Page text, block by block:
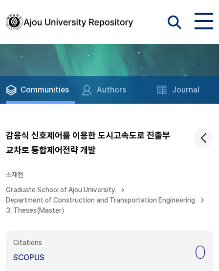
Communities Authors Journal
감응식 신호제어를 이용한 도시고속도로 진출부
교차로 통합제어전략 개발
소재현
Graduate School of Ajou University
Department of Construction and Transportation Engineering
3. Theses(Master)
Citations
SCOPUS 0